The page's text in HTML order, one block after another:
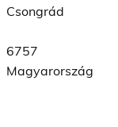
Csongrád
6757
Magyarország